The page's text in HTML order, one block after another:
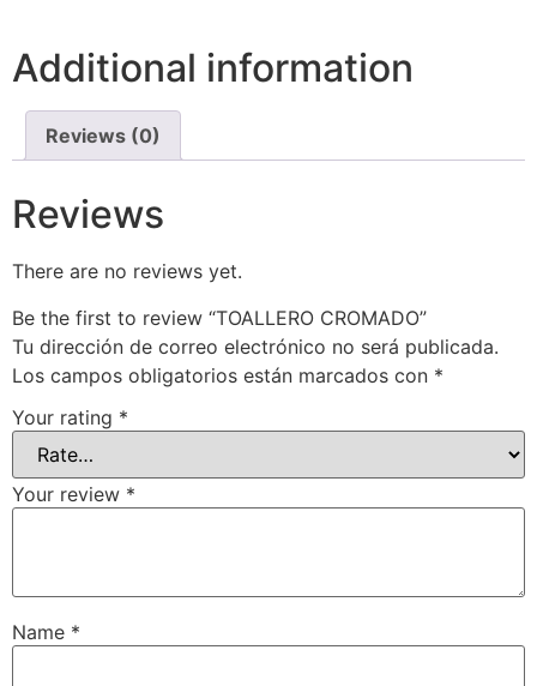
Additional information
Reviews (0)
Reviews
There are no reviews yet.
Be the first to review “TOALLERO CROMADO”
Tu dirección de correo electrónico no será publicada.
Los campos obligatorios están marcados con *
Your rating *
Your review *
Name *